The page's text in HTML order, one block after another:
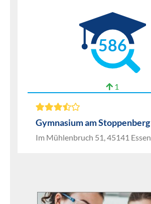
586
1
Gymnasium am Stoppenberg
Im Mühlenbruch 51, 45141 Essen